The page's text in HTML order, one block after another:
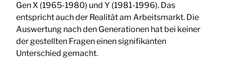
Gen X (1965-1980) und Y (1981-1996). Das
entspricht auch der Realität am Arbeitsmarkt. Die
Auswertung nach den Generationen hat bei keiner
der gestellten Fragen einen signifikanten
Unterschied gemacht.